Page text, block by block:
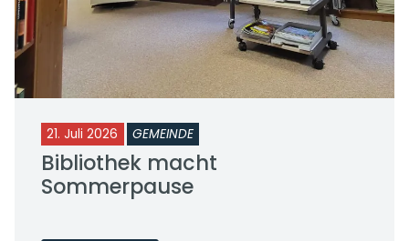
21. Juli 2026 GEMEINDE
Bibliothek macht
Sommerpause